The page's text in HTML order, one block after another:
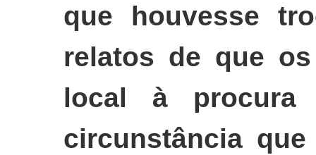
que houvesse
relatos de que
local à procura
circunstância